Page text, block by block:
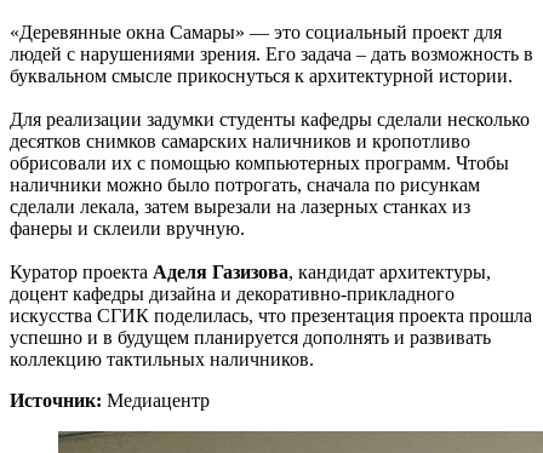
«Деревянные окна Самары» — это социальный проект для
людей с нарушениями зрения. Его задача – дать возможность в
буквальном смысле прикоснуться к архитектурной истории.
Для реализации задумки студенты кафедры сделали несколько
десятков снимков самарских наличников и кропотливо
обрисовали их с помощью компьютерных программ. Чтобы
наличники можно было потрогать, сначала по рисункам
сделали лекала, затем вырезали на лазерных станках из
фанеры и склеили вручную.
Куратор проекта Аделя Газизова, кандидат архитектуры,
доцент кафедры дизайна и декоративно-прикладного
искусства СГИК поделилась, что презентация проекта прошла
успешно и в будущем планируется дополнять и развивать
коллекцию тактильных наличников.
Источник: Медиацентр